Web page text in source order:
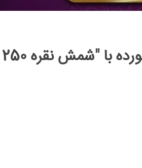
"شمش نقره 250 گرمی"